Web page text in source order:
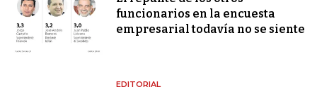
funcionarios en la encuesta
empresarial todavía no se siente
EDITORIAL